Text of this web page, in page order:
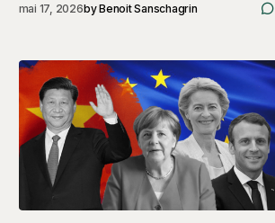
mai 17, 2026byBenoit Sanschagrin